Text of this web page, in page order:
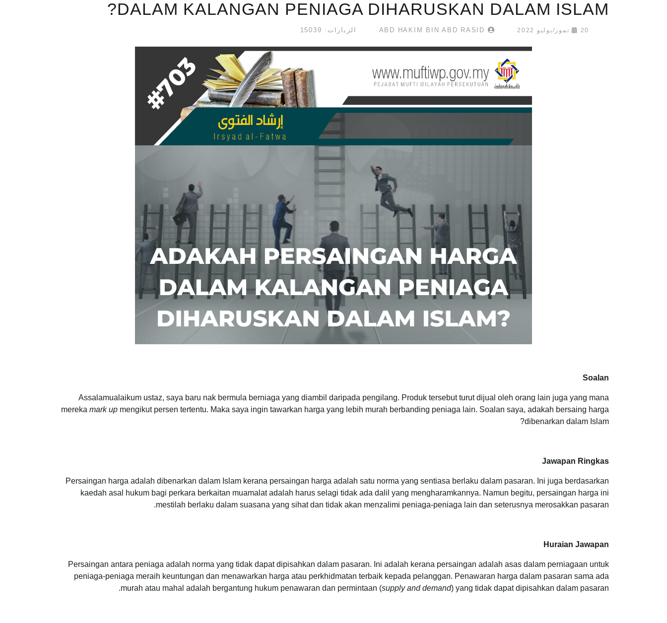
DALAM KALANGAN PENIAGA DIHARUSKAN DALAM ISLAM?
20 تموز/يوليو 2022 الزيارات: 15039
Soalan
Assalamualaikum ustaz, saya baru nak bermula berniaga yang diambil daripada pengilang. Produk tersebut turut dijual oleh orang lain juga yang mana
mereka mark up mengikut persen tertentu. Maka saya ingin tawarkan harga yang lebih murah berbanding peniaga lain. Soalan saya, adakah bersaing harga
dibenarkan dalam Islam?
Jawapan Ringkas
Persaingan harga adalah dibenarkan dalam Islam kerana persaingan harga adalah satu norma yang sentiasa berlaku dalam pasaran. Ini juga berdasarkan
kaedah asal hukum bagi perkara berkaitan muamalat adalah harus selagi tidak ada dalil yang mengharamkannya. Namun begitu, persaingan harga ini
mestilah berlaku dalam suasana yang sihat dan tidak akan menzalimi peniaga-peniaga lain dan seterusnya merosakkan pasaran.
Huraian Jawapan
Persaingan antara peniaga adalah norma yang tidak dapat dipisahkan dalam pasaran. Ini adalah kerana persaingan adalah asas dalam perniagaan untuk
peniaga-peniaga meraih keuntungan dan menawarkan harga atau perkhidmatan terbaik kepada pelanggan. Penawaran harga dalam pasaran sama ada
murah atau mahal adalah bergantung hukum penawaran dan permintaan (supply and demand) yang tidak dapat dipisahkan dalam pasaran.